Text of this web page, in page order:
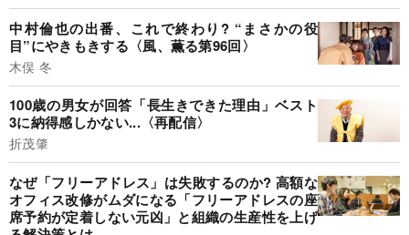
中村倫也の出番、これで終わり? “まさかの役
目”にやきもきする〈風、薫る第96回〉
木俣 冬
100歳の男女が回答「長生きできた理由」ベスト
3に納得感しかない...〈再配信〉
折茂肇
なぜ「フリーアドレス」は失敗するのか? 高額な
オフィス改修がムダになる「フリーアドレスの座
席予約が定着しない元凶」と組織の生産性を上げ